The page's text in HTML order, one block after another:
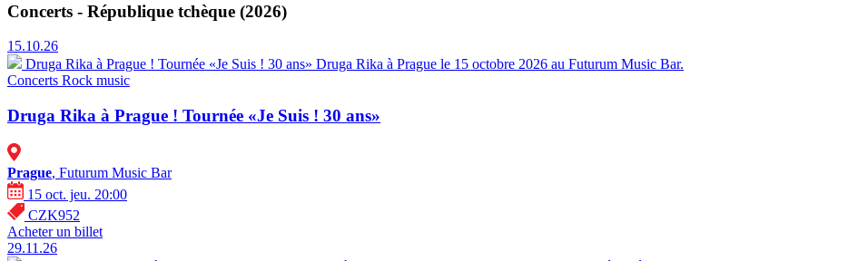
Concerts - République tchèque (2026)
15.10.26
Druga Rika à Prague ! Tournée «Je Suis ! 30 ans» Druga Rika à Prague le 15 octobre 2026 au Futurum Music Bar.
Concerts Rock music
Druga Rika à Prague ! Tournée «Je Suis ! 30 ans»
Prague, Futurum Music Bar
15 oct. jeu. 20:00
CZK952
Acheter un billet
29.11.26